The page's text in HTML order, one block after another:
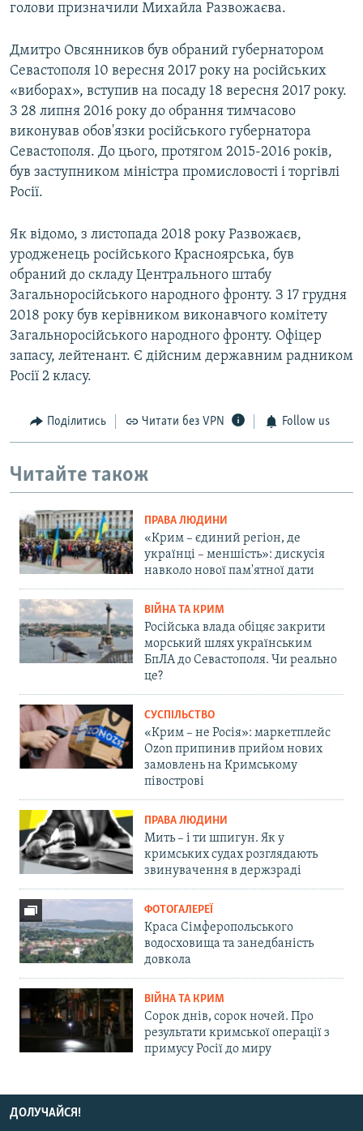
голови призначили Михайла Развожаєва.
Дмитро Овсянников був обраний губернатором
Севастополя 10 вересня 2017 року на російських
«виборах», вступив на посаду 18 вересня 2017 року.
З 28 липня 2016 року до обрання тимчасово
виконував обов'язки російського губернатора
Севастополя. До цього, протягом 2015-2016 років,
був заступником міністра промисловості і торгівлі
Росії.
Як відомо, з листопада 2018 року Развожаєв,
уродженець російського Красноярська, був
обраний до складу Центрального штабу
Загальноросійського народного фронту. З 17 грудня
2018 року був керівником виконавчого комітету
Загальноросійського народного фронту. Офіцер
запасу, лейтенант. Є дійсним державним радником
Росії 2 класу.
Поділитись Читати без VPN Follow us
Читайте також
ПРАВА ЛЮДИНИ
«Крим – єдиний регіон, де
українці – меншість»: дискусія
навколо нової пам'ятної дати
ВІЙНА ТА КРИМ
Російська влада обіцяє закрити
морський шлях українським
БпЛА до Севастополя. Чи реально
це?
СУСПІЛЬСТВО
«Крим – не Росія»: маркетплейс
Ozon припинив прийом нових
замовлень на Кримському
півострові
ПРАВА ЛЮДИНИ
Мить – і ти шпигун. Як у
кримських судах розглядають
звинувачення в держзраді
ФОТОГАЛЕРЕЇ
Краса Сімферопольського
водосховища та занедбаність
довкола
ВІЙНА ТА КРИМ
Сорок днів, сорок ночей. Про
результати кримської операції з
примусу Росії до миру
ДОЛУЧАЙСЯ!